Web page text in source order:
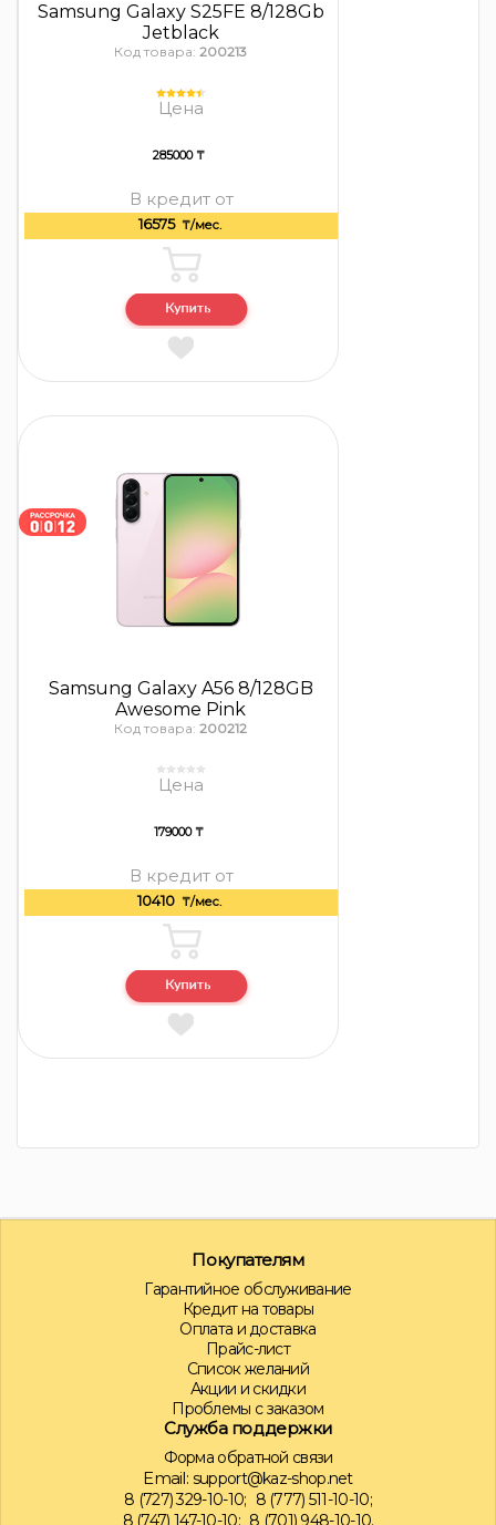
Samsung Galaxy S25FE 8/128Gb
Jetblack
Код товара: 200213
Цена
285000 ₸
В кредит от
16575 ₸/мес.
Samsung Galaxy A56 8/128GB
Awesome Pink
Код товара: 200212
Цена
179000 ₸
В кредит от
10410 ₸/мес.
Покупателям
Гарантийное обслуживание
Кредит на товары
Оплата и доставка
Прайс-лист
Список желаний
Акции и скидки
Проблемы с заказом
Служба поддержки
Форма обратной связи
Email: support@kaz-shop.net
8 (727) 329-10-10; 8 (777) 511-10-10;
8 (747) 147-10-10; 8 (701) 948-10-10.